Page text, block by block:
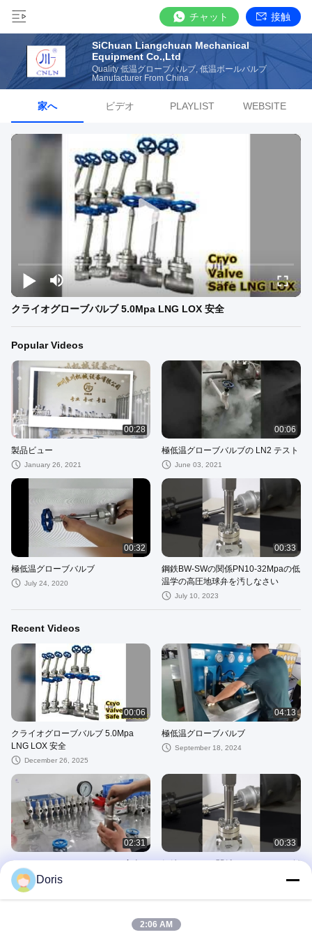
チャット 接触
SiChuan Liangchuan Mechanical
Equipment Co.,Ltd
Quality 低温グローブバルブ, 低温ボールバルブ
Manufacturer From China
家へ ビデオ PLAYLIST WEBSITE
クライオグローブバルブ 5.0Mpa LNG LOX 安全
Popular Videos
00:28
製品ビュー
January 26, 2021
00:06
極低温グローブバルブの LN2 テスト
June 03, 2021
00:32
極低温グローブバルブ
July 24, 2020
00:33
鋼鉄BW-SWの関係PN10-32Mpaの低
温学の高圧地球弁を汚しなさい
July 10, 2023
Recent Videos
00:06
クライオグローブバルブ 5.0Mpa
LNG LOX 安全
December 26, 2025
04:13
極低温グローブバルブ
September 18, 2024
02:31
クリオジェニック フルリフト 安全バ
ルブ
April 19, 2024
00:33
鋼鉄BW-SWの関係PN10-32Mpaの低
Doris
2:06 AM